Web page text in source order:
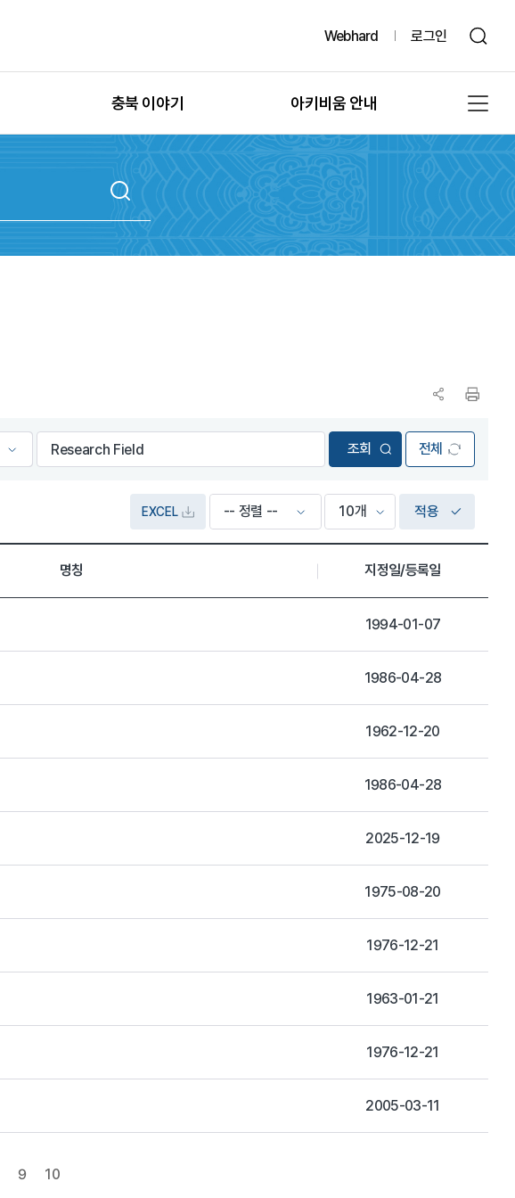
Webhard 로그인
충북 이야기
그때, 그 시절의 충북
또 다른 기록, 발굴
문화유산의 과거여행
아키비움 안내
공지사항
아키비움 소개
이용방법
전체
EXCEL 적용
명칭 지정일/등록일
1994-01-07
1986-04-28
1962-12-20
1986-04-28
2025-12-19
1975-08-20
1976-12-21
1963-01-21
1976-12-21
2005-03-11
9 10